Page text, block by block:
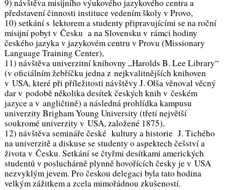
9) návštěva misijního výukového jazykového centra a
představení činnosti instituce vedením školy v Provo,
10) setkání s lektorem a studenty připravujícími se na roční
misijní pobyt v Česku a na Slovensku v rámci hodiny
českého jazyka v jazykovém centru v Provu (Missionary
Language Training Center),
11) návštěva univerzitní knihovny „Harolds B. Lee Library“
(v oficiálním žebříčku jedna z nejkvalitnějších knihoven
v USA, které při příležitosti návštěvy J. Olša věnoval věcný
dar v podobě několika desítek českých knih v českém
jazyce a v angličtině) a následná prohlídka kampusu
univerzity Brigham Young University (třetí největší
soukromé univerzity v USA, založené 1875),
12) návštěva semináře české kultury a historie J. Tichého
na univerzitě a diskuse se studenty o aspektech češství a
života v Česku. Setkání se čtyřmi desítkami amerických
studentů v posluchárně plynně hovořících česky je v USA
nezvyklým jevem. Pro českou delegaci byla tato hodina
velkým zážitkem a zcela mimořádnou zkušeností.